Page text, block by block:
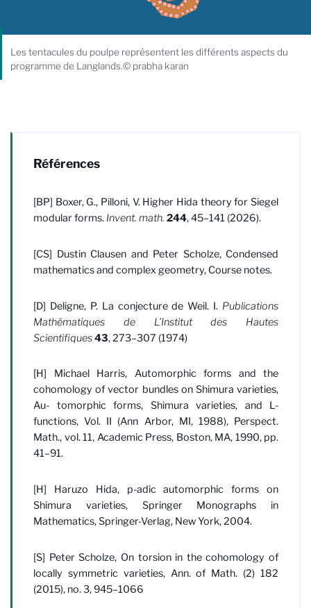
Les tentacules du poulpe représentent les différents aspects du
programme de Langlands.© prabha karan
Références
[BP] Boxer, G., Pilloni, V. Higher Hida theory for Siegel
modular forms. Invent. math. 244, 45–141 (2026).
[CS] Dustin Clausen and Peter Scholze, Condensed
mathematics and complex geometry, Course notes.
[D] Deligne, P. La conjecture de Weil. I. Publications
Mathématiques de L’Institut des Hautes
Scientifiques43, 273–307 (1974)
[H] Michael Harris, Automorphic forms and the
cohomology of vector bundles on Shimura varieties,
Au- tomorphic forms, Shimura varieties, and L-
functions, Vol. II (Ann Arbor, MI, 1988), Perspect.
Math., vol. 11, Academic Press, Boston, MA, 1990, pp.
41–91.
[H] Haruzo Hida, p-adic automorphic forms on
Shimura varieties, Springer Monographs in
Mathematics, Springer-Verlag, New York, 2004.
[S] Peter Scholze, On torsion in the cohomology of
locally symmetric varieties, Ann. of Math. (2) 182
(2015), no. 3, 945–1066